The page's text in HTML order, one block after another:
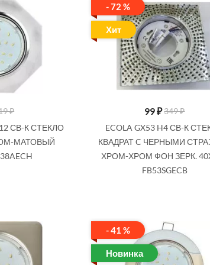
₽
СВ-К СТЕКЛО
МАТОВЫЙ
- 72 %
Хит
99₽349 ₽
ECOLA GX53 H4 СВ-К
КВАДРАТ C ЧЕРНЫМИ
ХРОМ-ХРОМ ФОН ЗЕРК.
FB53SGECB
- 41 %
Новинка